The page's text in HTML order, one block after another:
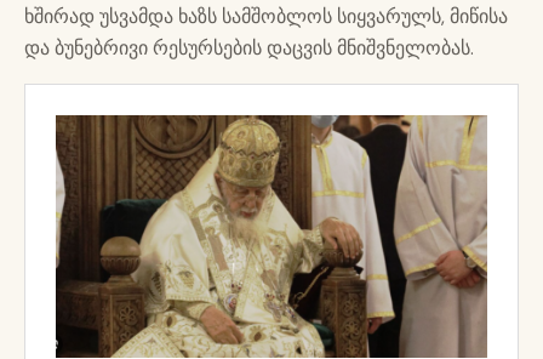
ხშირად უსვამდა ხაზს სამშობლოს სიყვარულს, მიწისა
და ბუნებრივი რესურსების დაცვის მნიშვნელობას.